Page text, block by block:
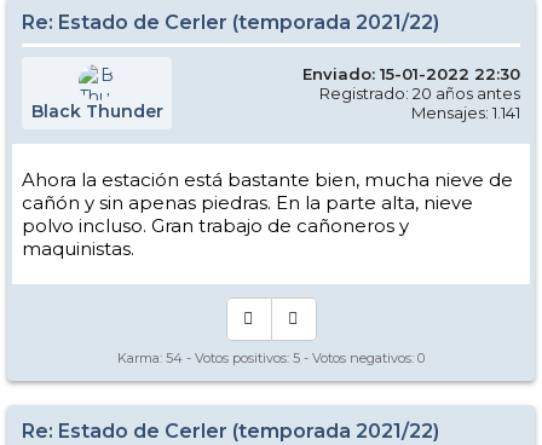
Re: Estado de Cerler (temporada 2021/22)
Black Thunder
Enviado: 15-01-2022 22:30
Registrado: 20 años antes
Mensajes: 1.141
Ahora la estación está bastante bien, mucha nieve de
cañón y sin apenas piedras. En la parte alta, nieve
polvo incluso. Gran trabajo de cañoneros y
maquinistas.
Karma: 54 - Votos positivos: 5 - Votos negativos: 0
Re: Estado de Cerler (temporada 2021/22)